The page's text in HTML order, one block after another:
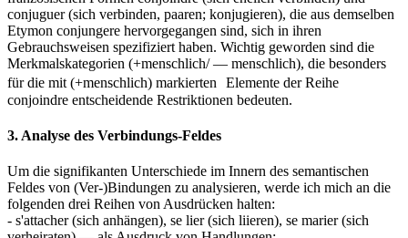
conjuguer (sich verbinden, paaren; konjugieren), die aus demselben
Etymon conjungere hervorgegangen sind, sich in ihren
Gebrauchsweisen spezifiziert haben. Wichtig geworden sind die
Merkmalskategorien (+menschlich/ — menschlich), die besonders
für die mit (+menschlich) markierten Elemente der Reihe
conjoindre entscheidende Restriktionen bedeuten.
3. Analyse des Verbindungs-Feldes
Um die signifikanten Unterschiede im Innern des semantischen
Feldes von (Ver-)Bindungen zu analysieren, werde ich mich an die
folgenden drei Reihen von Ausdrücken halten:
- s'attacher (sich anhängen), se lier (sich liieren), se marier (sich